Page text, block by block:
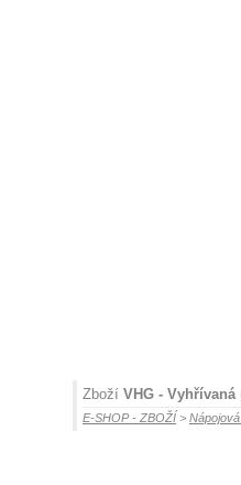
Zboží VHG -
E-SHOP - ZBOŽÍ >